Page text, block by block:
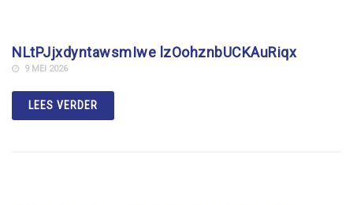
NLtPJjxdyntawsmIwe lzOohznbUCKAuRiqx
9 MEI 2026
LEES VERDER